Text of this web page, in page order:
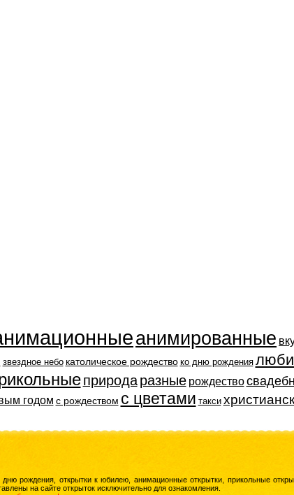
анимированные
звездное небо католическое рождество ко дню рождения
природа разные рождество
годом с рождеством с цветами такси
рождения, открытки к юбилею, анимационные открытки, прикольные
на сайте открыток исключительно для ознакомления.